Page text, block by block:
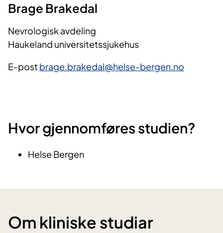
Brage Brakedal
Nevrologisk avdeling
Haukeland universitetssjukehus
E-post brage.brakedal@helse-bergen.no
Hvor gjennomføres studien?
Helse Bergen
Om kliniske studiar